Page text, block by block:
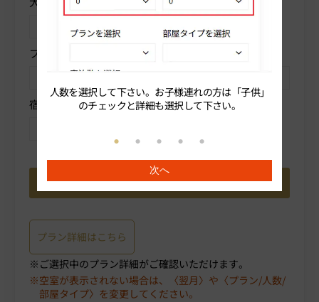
人数を選択して下さい。お子様連れの方は「子供」
のチェックと詳細も選択して下さい。
次へ
プランを選択 部屋タイプを選択
宿泊数を選択
プラン詳細はこちら
ご選択中のプラン詳細がご確認いただけます。
空室が表示されない場合は、〈翌月〉や〈プラン/人数/
部屋タイプ〉を変更してください。